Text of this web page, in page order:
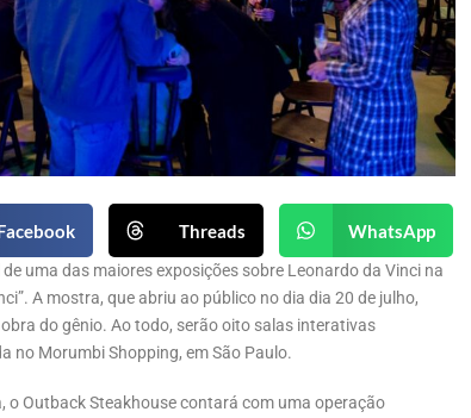
Threads WhatsApp
uma das maiores exposições sobre Leonardo da Vinci na
A mostra, que abriu ao público no dia dia 20 de julho,
do gênio. Ao todo, serão oito salas interativas
no Morumbi Shopping, em São Paulo.
o Outback Steakhouse contará com uma operação